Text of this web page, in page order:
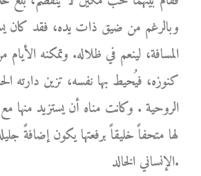
وبالرغم من ضيق ذات يده، فقد كان
المسافة، لينعم في ظلاله. وتمكنه
كنوزه، فيُحيط بها نفسه، تزين دارته
الروحية . وكانت مناه أن يستزيد منها
لها متحفاً خليقاً برفعتها يكون إضافةً
الإنساني الخالد.